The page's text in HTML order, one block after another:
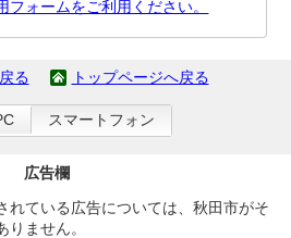
フォームをご利用ください。
る トップページへ戻る
スマートフォン
広告欄
れている広告については、秋田市がそ
ません。